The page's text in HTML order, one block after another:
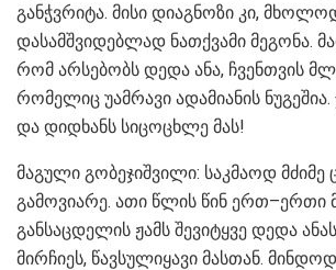
განჭვრიტა. მისი დიაგნოზი კი,
დასამშვიდებლად ნათქვამი მეგონა.
რომ არსებობს დედა ანა, ჩვენთვის
რომელიც უამრავი ადამიანის
და დიდხანს სიცოცხლე მას!
მაგული გობეჯიშვილი: საკმაოდ მძიმე
გამოვიარე. ათი წლის წინ ერთ–ერთი
განსაცდელის ჟამს შევიტყვე დედა ანას
მირჩიეს, წავსულიყავი მასთან.